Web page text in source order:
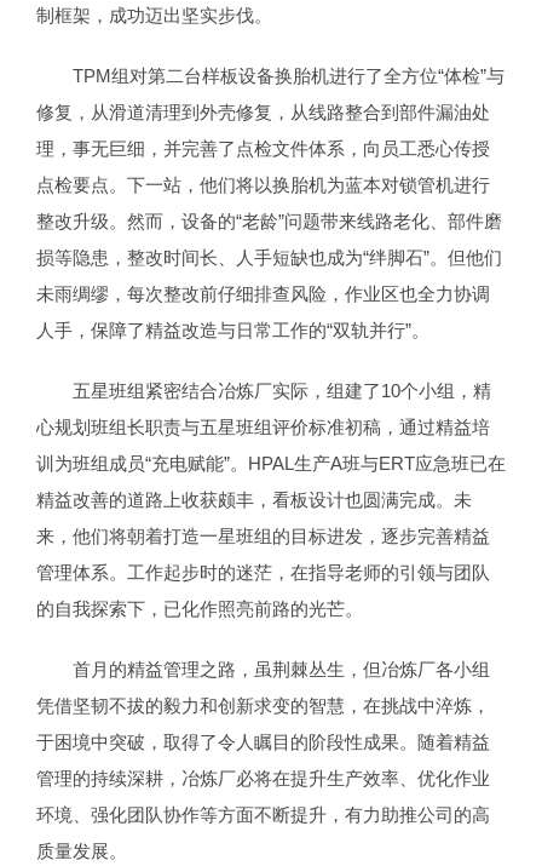
制框架，成功迈出坚实步伐。
TPM组对第二台样板设备换胎机进行了全方位“体检”与
修复，从滑道清理到外壳修复，从线路整合到部件漏油处
理，事无巨细，并完善了点检文件体系，向员工悉心传授
点检要点。下一站，他们将以换胎机为蓝本对锁管机进行
整改升级。然而，设备的“老龄”问题带来线路老化、部件磨
损等隐患，整改时间长、人手短缺也成为“绊脚石”。但他们
未雨绸缪，每次整改前仔细排查风险，作业区也全力协调
人手，保障了精益改造与日常工作的“双轨并行”。
五星班组紧密结合冶炼厂实际，组建了10个小组，精
心规划班组长职责与五星班组评价标准初稿，通过精益培
训为班组成员“充电赋能”。HPAL生产A班与ERT应急班已在
精益改善的道路上收获颇丰，看板设计也圆满完成。未
来，他们将朝着打造一星班组的目标进发，逐步完善精益
管理体系。工作起步时的迷茫，在指导老师的引领与团队
的自我探索下，已化作照亮前路的光芒。
首月的精益管理之路，虽荆棘丛生，但冶炼厂各小组
凭借坚韧不拔的毅力和创新求变的智慧，在挑战中淬炼，
于困境中突破，取得了令人瞩目的阶段性成果。随着精益
管理的持续深耕，冶炼厂必将在提升生产效率、优化作业
环境、强化团队协作等方面不断提升，有力助推公司的高
质量发展。